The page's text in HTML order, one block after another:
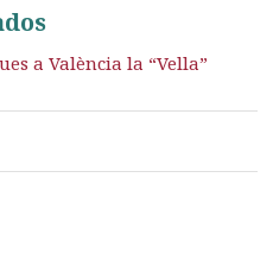
a València la “Vella”